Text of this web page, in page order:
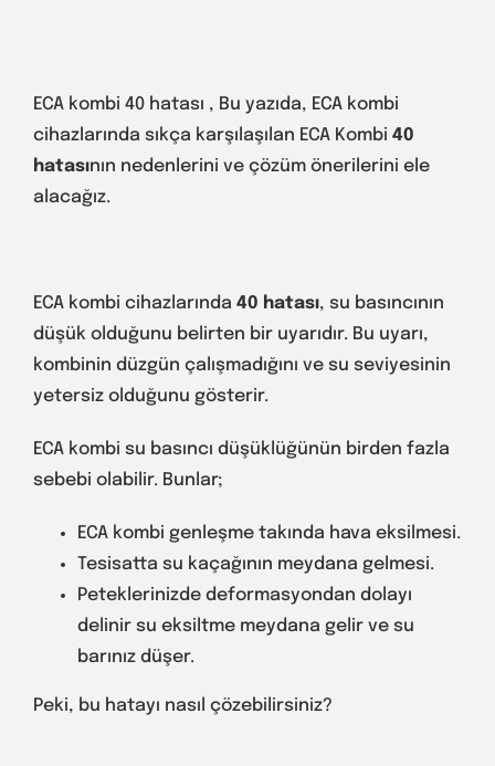
ECA kombi 40 hatası , Bu yazıda, ECA kombi
cihazlarında sıkça karşılaşılan ECA Kombi 40
hatasının nedenlerini ve çözüm önerilerini ele
alacağız.
ECA kombi cihazlarında 40 hatası, su basıncının
düşük olduğunu belirten bir uyarıdır. Bu uyarı,
kombinin düzgün çalışmadığını ve su seviyesinin
yetersiz olduğunu gösterir.
ECA kombi su basıncı düşüklüğünün birden fazla
sebebi olabilir. Bunlar;
ECA kombi genleşme takında hava eksilmesi.
Tesisatta su kaçağının meydana gelmesi.
Peteklerinizde deformasyondan dolayı
delinir su eksiltme meydana gelir ve su
barınız düşer.
Peki, bu hatayı nasıl çözebilirsiniz?